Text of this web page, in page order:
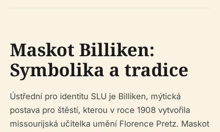
Maskot Billiken:
Symbolika a tradice
Ústřední pro identitu SLU je Billiken, mýtická
postava pro štěstí, kterou v roce 1908 vytvořila
missourijská učitelka umění Florence Pretz. Maskot